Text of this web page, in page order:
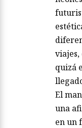
viajes,
quizá
El
una
en un